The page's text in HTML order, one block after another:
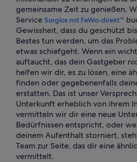
gemeinsame Zeit zu genießen.
Service Sorglos mit FeWo-direkt™
Gewissheit, dass du geschützt
Bestes tun werden, um das
etwas schiefgeht. Wenn ein
auftaucht, das dein Gastgeber
helfen wir dir, es zu lösen, eine
finden oder gegebenenfalls
erstatten. Das ist unser
Unterkunft erheblich von ihrem
vermitteln wir dir eine neue
Bedürfnissen entspricht, oder
deinem Aufenthalt storniert,
Team zur Seite, das dir eine
vermittelt.